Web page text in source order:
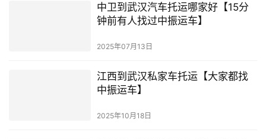
中卫到武汉汽车托运哪家好【15分
钟前有人找过中振运车】
2025年07月13日
江西到武汉私家车托运【大家都找
中振运车】
2025年10月18日